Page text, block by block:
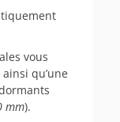
vous
qu’une
mm).